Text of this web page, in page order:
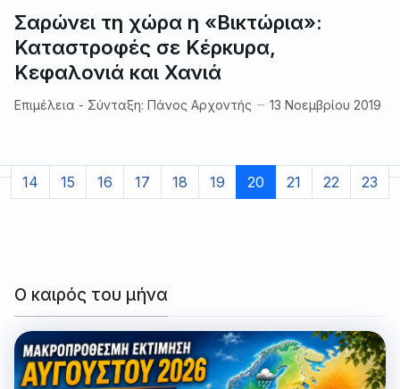
Σαρώνει τη χώρα η «Βικτώρια»:
Καταστροφές σε Κέρκυρα,
Κεφαλονιά και Χανιά
Επιμέλεια - Σύνταξη: Πάνος Αρχοντής 13 Νοεμβρίου 2019
14 15 16 17 18 19 20 21 22 23
Ο καιρός του μήνα